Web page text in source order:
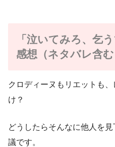
「泣いてみろ、乞
感想（ネタバレ含
クロディーヌもリエットも
け？
どうしたらそんなに他人を
議です。